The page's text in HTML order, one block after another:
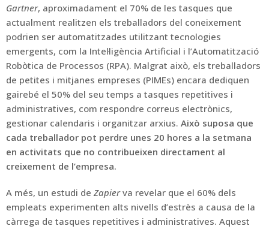
Gartner, aproximadament el 70% de les tasques que
actualment realitzen els treballadors del coneixement
podrien ser automatitzades utilitzant tecnologies
emergents, com la Intel·ligència Artificial i l’Automatització
Robòtica de Processos (RPA). Malgrat això, els treballadors
de petites i mitjanes empreses (PIMEs) encara dediquen
gairebé el 50% del seu temps a tasques repetitives i
administratives, com respondre correus electrònics,
gestionar calendaris i organitzar arxius. Això suposa que
cada treballador pot perdre unes 20 hores a la setmana
en activitats que no contribueixen directament al
creixement de l’empresa.
A més, un estudi de Zapierva revelar que el 60% dels
empleats experimenten alts nivells d’estrès a causa de la
càrrega de tasques repetitives i administratives. Aquest